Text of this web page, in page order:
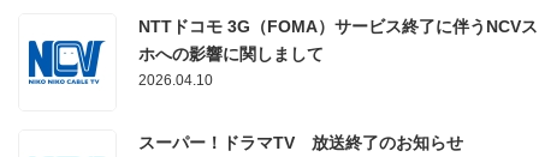
NTTドコモ 3G（FOMA）サービス終了に伴うNCV
ホへの影響に関しまして
2026.04.10
スーパー！ドラマTV 放送終了のお知らせ